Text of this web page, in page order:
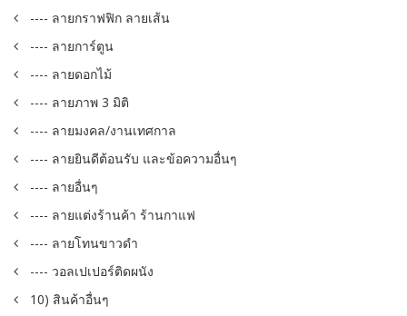
---- ลายกราฟฟิก ลายเส้น
---- ลายการ์ตูน
---- ลายดอกไม้
---- ลายภาพ 3 มิติ
---- ลายมงคล/งานเทศกาล
---- ลายยินดีต้อนรับ และข้อความอื่นๆ
---- ลายอื่นๆ
---- ลายแต่งร้านค้า ร้านกาแฟ
---- ลายโทนขาวดำ
---- วอลเปเปอร์ติดผนัง
10) สินค้าอื่นๆ